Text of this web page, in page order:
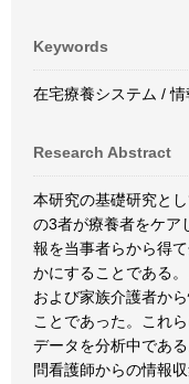
Keywords
在宅療養システム /
Research Abstract
本研究の基礎研究と
の3者が療養者をケア
報を当事者らから得
かにすることである
および家族介護者か
ことであった。これ
データを分析中であ
問看護師からの情報